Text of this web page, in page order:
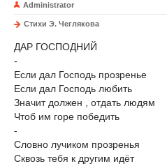
Administrator
Стихи Э. Чеглякова
ДАР ГОСПОДНИЙ
-
Если дал Господь прозренье
Если дал Господь любить
Значит должен , отдать людям
Чтоб им горе победить
-
Словно лучиком прозренья
Сквозь тебя к другим идёт